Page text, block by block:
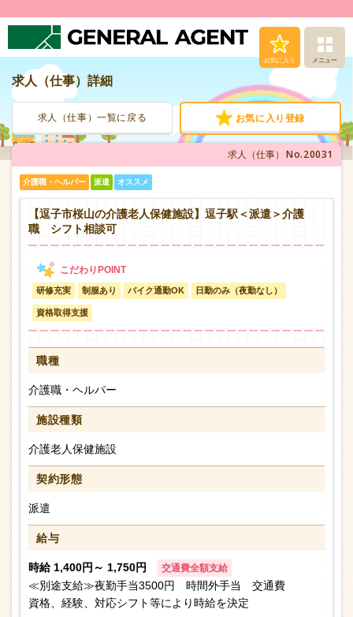
お気に入り メニュー
人材派遣サービス
転職支援サービス
登録から就業まで
お問い合わせ
求人（仕事）詳細
求人（仕事）一覧に戻る お気に入り登録
求人（仕事） No.20031
介護職・ヘルパー 派遣 オススメ
【逗子市桜山の介護老人保健施設】逗子駅＜派遣＞介護
職 シフト相談可
研修充実 制服あり バイク通勤OK 日勤のみ（夜勤なし）
資格取得支援
職種
介護職・ヘルパー
施設種類
介護老人保健施設
契約形態
派遣
給与
時給 1,400円～ 1,750円 交通費全額支給
≪別途支給≫夜勤手当3500円 時間外手当 交通費
資格、経験、対応シフト等により時給を決定